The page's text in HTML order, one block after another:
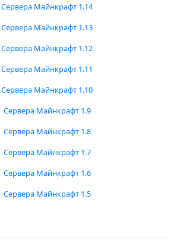
Сервера Майнкрафт 1.14
Сервера Майнкрафт 1.13
Сервера Майнкрафт 1.12
Сервера Майнкрафт 1.11
Сервера Майнкрафт 1.10
Сервера Майнкрафт 1.9
Сервера Майнкрафт 1.8
Сервера Майнкрафт 1.7
Сервера Майнкрафт 1.6
Сервера Майнкрафт 1.5